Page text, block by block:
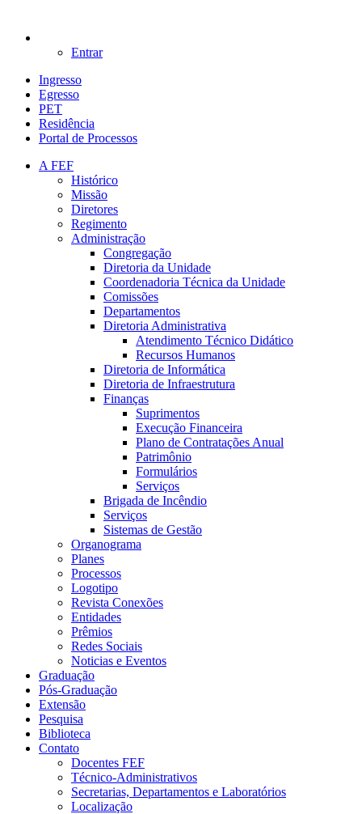
Entrar
Ingresso
Egresso
PET
Residência
Portal de Processos
A FEF
Histórico
Missão
Diretores
Regimento
Administração
Congregação
Diretoria da Unidade
Coordenadoria Técnica da Unidade
Comissões
Departamentos
Diretoria Administrativa
Atendimento Técnico Didático
Recursos Humanos
Diretoria de Informática
Diretoria de Infraestrutura
Finanças
Suprimentos
Execução Financeira
Plano de Contratações Anual
Patrimônio
Formulários
Serviços
Brigada de Incêndio
Serviços
Sistemas de Gestão
Organograma
Planes
Processos
Logotipo
Revista Conexões
Entidades
Prêmios
Redes Sociais
Noticias e Eventos
Graduação
Pós-Graduação
Extensão
Pesquisa
Biblioteca
Contato
Docentes FEF
Técnico-Administrativos
Secretarias, Departamentos e Laboratórios
Localização